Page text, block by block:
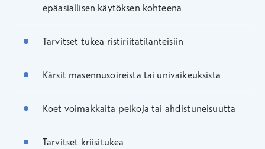
epäasiallisen käytöksen kohteena
Tarvitset tukea ristiriitatilanteisiin
Kärsit masennusoireista tai univaikeuksista
Koet voimakkaita pelkoja tai ahdistuneisuutta
Tarvitset kriisitukea